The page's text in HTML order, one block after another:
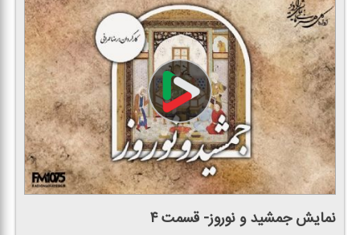
نمایش جمشید و نوروز- قسمت ۴